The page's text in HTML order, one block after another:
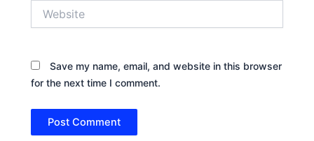
Save my name, email, and website in this browser
for the next time I comment.